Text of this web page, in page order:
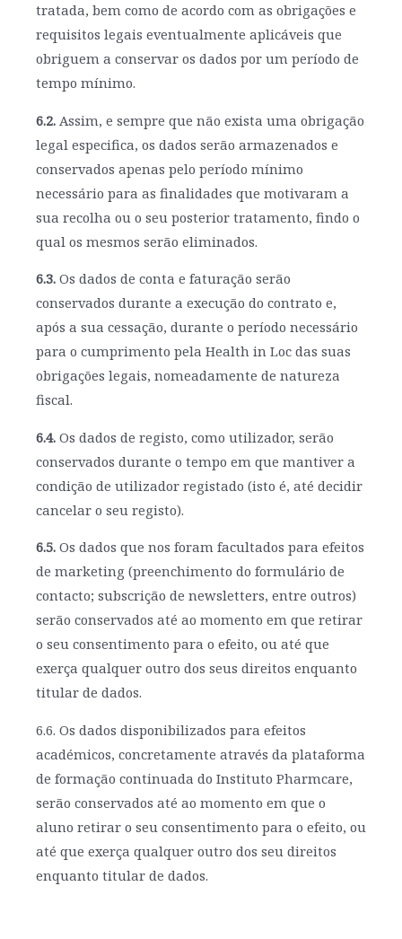
tratada, bem como de acordo com as obrigações e
requisitos legais eventualmente aplicáveis que
obriguem a conservar os dados por um período de
tempo mínimo.
6.2. Assim, e sempre que não exista uma obrigação
legal especifica, os dados serão armazenados e
conservados apenas pelo período mínimo
necessário para as finalidades que motivaram a
sua recolha ou o seu posterior tratamento, findo o
qual os mesmos serão eliminados.
6.3. Os dados de conta e faturação serão
conservados durante a execução do contrato e,
após a sua cessação, durante o período necessário
para o cumprimento pela Health in Loc das suas
obrigações legais, nomeadamente de natureza
fiscal.
6.4. Os dados de registo, como utilizador, serão
conservados durante o tempo em que mantiver a
condição de utilizador registado (isto é, até decidir
cancelar o seu registo).
6.5. Os dados que nos foram facultados para efeitos
de marketing (preenchimento do formulário de
contacto; subscrição de newsletters, entre outros)
serão conservados até ao momento em que retirar
o seu consentimento para o efeito, ou até que
exerça qualquer outro dos seus direitos enquanto
titular de dados.
6.6. Os dados disponibilizados para efeitos
académicos, concretamente através da plataforma
de formação continuada do Instituto Pharmcare,
serão conservados até ao momento em que o
aluno retirar o seu consentimento para o efeito, ou
até que exerça qualquer outro dos seu direitos
enquanto titular de dados.